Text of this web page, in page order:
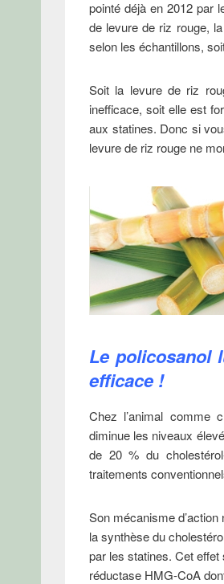
pointé déjà en 2012 par
de levure de riz rouge,
selon les échantillons,
Soit la levure de riz
inefficace, soit elle est
aux statines. Donc si
levure de riz rouge ne
Le policosanol
efficace !
Chez l’animal comme
diminue les niveaux
de 20 % du
traitements
Son mécanisme d’action
la synthèse du
par les statines. Cet effet
réductase HMG-CoA